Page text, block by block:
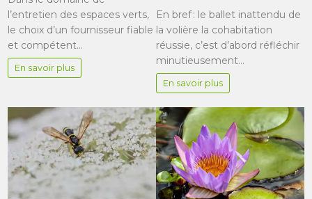
l’entretien des espaces verts,
le choix d’un fournisseur fiable
et compétent…
En savoir plus
En bref : le ballet inattendu de
la volière la cohabitation
réussie, c’est d’abord réfléchir
minutieusement…
En savoir plus